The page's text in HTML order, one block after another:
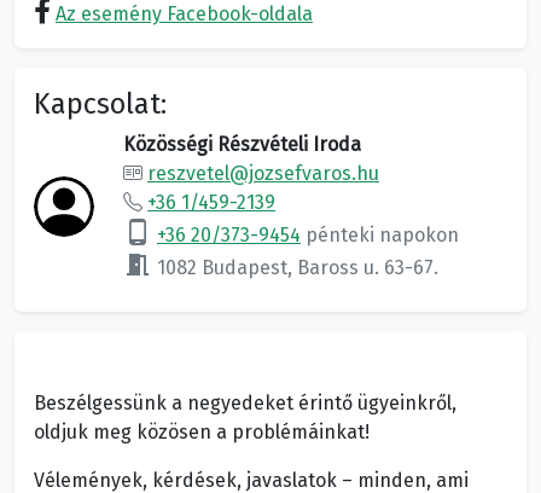
Az esemény Facebook-oldala
Kapcsolat:
Közösségi Részvételi Iroda
reszvetel@jozsefvaros.hu
+36 1/459-2139
phone_android +36 20/373-9454 pénteki napokon
meeting_room 1082 Budapest, Baross u. 63-67.
Beszélgessünk a negyedeket érintő ügyeinkről,
oldjuk meg közösen a problémáinkat!
Vélemények, kérdések, javaslatok – minden, ami